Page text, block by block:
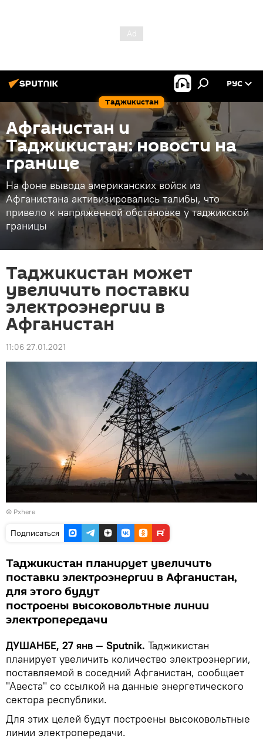
Таджикистан
РУС
Афганистан и
Таджикистан: новости на
границе
На фоне вывода американских войск из
Афганистана активизировались талибы, что
привело к напряженной обстановке у таджикской
границы
Таджикистан может
увеличить поставки
электроэнергии в
Афганистан
11:06 27.01.2021
© Pxhere
Подписаться
Таджикистан планирует увеличить
поставки электроэнергии в Афганистан,
для этого будут
построены высоковольтные линии
электропередачи
ДУШАНБЕ, 27 янв — Sputnik. Таджикистан
планирует увеличить количество электроэнергии,
поставляемой в соседний Афганистан, сообщает
"Авеста" со ссылкой на данные энергетического
сектора республики.
Для этих целей будут построены высоковольтные
линии электропередачи.